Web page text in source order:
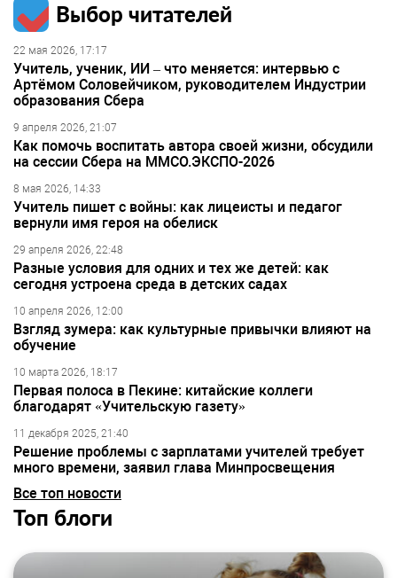
Выбор читателей
22 мая 2026, 17:17
Учитель, ученик, ИИ – что меняется: интервью с
Артёмом Соловейчиком, руководителем Индустрии
образования Сбера
9 апреля 2026, 21:07
Как помочь воспитать автора своей жизни, обсудили
на сессии Сбера на ММСО.ЭКСПО-2026
8 мая 2026, 14:33
Учитель пишет с войны: как лицеисты и педагог
вернули имя героя на обелиск
29 апреля 2026, 22:48
Разные условия для одних и тех же детей: как
сегодня устроена среда в детских садах
10 апреля 2026, 12:00
Взгляд зумера: как культурные привычки влияют на
обучение
10 марта 2026, 18:17
Первая полоса в Пекине: китайские коллеги
благодарят «Учительскую газету»
11 декабря 2025, 21:40
Решение проблемы с зарплатами учителей требует
много времени, заявил глава Минпросвещения
Все топ новости
Топ блоги